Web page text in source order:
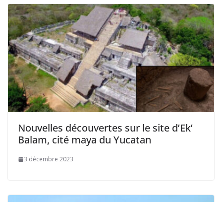
Nouvelles découvertes sur le site d’Ek’
Balam, cité maya du Yucatan
3 décembre 2023